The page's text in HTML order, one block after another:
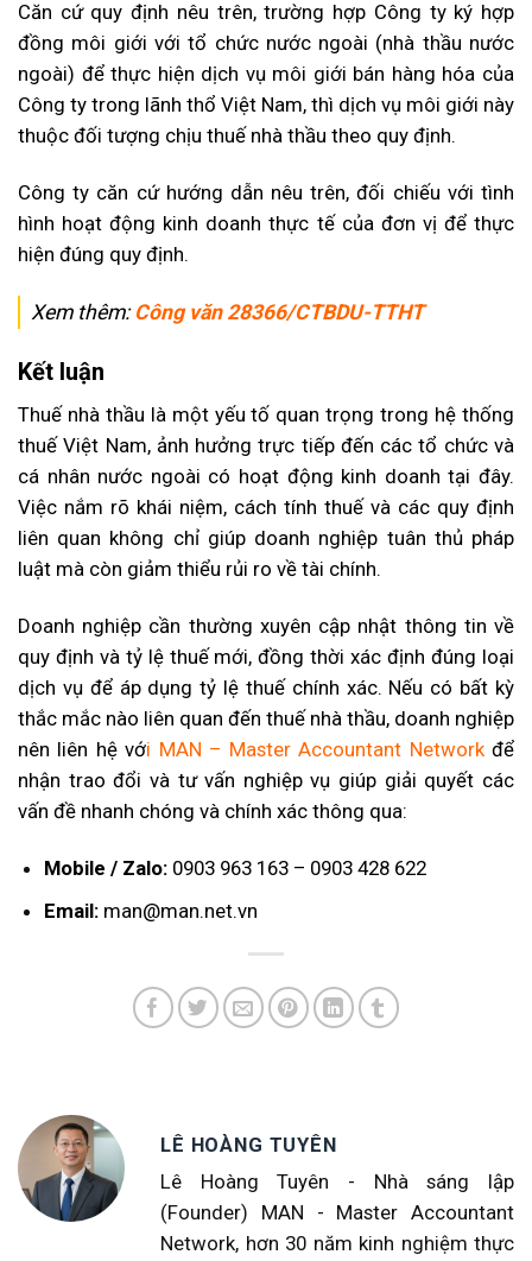
Căn cứ quy định nêu trên, trường hợp Công ty ký hợp
đồng môi giới với tổ chức nước ngoài (nhà thầu nước
ngoài) để thực hiện dịch vụ môi giới bán hàng hóa của
Công ty trong lãnh thổ Việt Nam, thì dịch vụ môi giới này
thuộc đối tượng chịu thuế nhà thầu theo quy định.
Công ty căn cứ hướng dẫn nêu trên, đối chiếu với tình
hình hoạt động kinh doanh thực tế của đơn vị để thực
hiện đúng quy định.
Xem thêm: Công văn 28366/CTBDU-TTHT
Kết luận
Thuế nhà thầu là một yếu tố quan trọng trong hệ thống
thuế Việt Nam, ảnh hưởng trực tiếp đến các tổ chức và
cá nhân nước ngoài có hoạt động kinh doanh tại đây.
Việc nắm rõ khái niệm, cách tính thuế và các quy định
liên quan không chỉ giúp doanh nghiệp tuân thủ pháp
luật mà còn giảm thiểu rủi ro về tài chính.
Doanh nghiệp cần thường xuyên cập nhật thông tin về
quy định và tỷ lệ thuế mới, đồng thời xác định đúng loại
dịch vụ để áp dụng tỷ lệ thuế chính xác. Nếu có bất kỳ
thắc mắc nào liên quan đến thuế nhà thầu, doanh nghiệp
nên liên hệ với MAN – Master Accountant Networkđể
nhận trao đổi và tư vấn nghiệp vụ giúp giải quyết các
vấn đề nhanh chóng và chính xác thông qua:
Mobile / Zalo:0903 963 163 – 0903 428 622
Email:man@man.net.vn
LÊ HOÀNG TUYÊN
Lê Hoàng Tuyên - Nhà sáng lập
(Founder) MAN - Master Accountant
Network, hơn 30 năm kinh nghiệm thực